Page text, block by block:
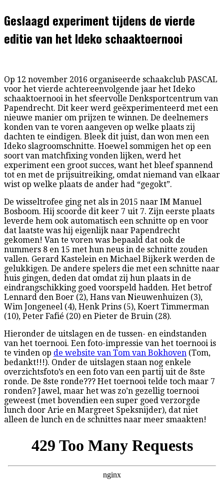
Geslaagd experiment tijdens de vierde
editie van het Ideko schaaktoernooi
Op 12 november 2016 organiseerde schaakclub PASCAL
voor het vierde achtereenvolgende jaar het Ideko
schaaktoernooi in het sfeervolle Denksportcentrum van
Papendrecht. Dit keer werd geëxperimenteerd met een
nieuwe manier om prijzen te winnen. De deelnemers
konden van te voren aangeven op welke plaats zij
dachten te eindigen. Bleek dit juist, dan won men een
Ideko slagroomschnitte. Hoewel sommigen het op een
soort van matchfixing vonden lijken, werd het
experiment een groot succes, want het bleef spannend
tot en met de prijsuitreiking, omdat niemand van elkaar
wist op welke plaats de ander had “gegokt”.
De wisseltrofee ging net als in 2015 naar IM Manuel
Bosboom. Hij scoorde dit keer 7 uit 7. Zijn eerste plaats
leverde hem ook automatisch een schnitte op en voor
dat laatste was hij eigenlijk naar Papendrecht
gekomen! Van te voren was bepaald dat ook de
nummers 8 en 15 met hun neus in de schnitte zouden
vallen. Gerard Kastelein en Michael Bijkerk werden de
gelukkigen. De andere spelers die met een schnitte naar
huis gingen, deden dat omdat zij hun plaats in de
eindrangschikking goed voorspeld hadden. Het betrof
Lennard den Boer (2), Hans van Nieuwenhuizen (3),
Wim Jongeneel (4), Henk Prins (5), Koert Timmerman
(10), Peter Fafié (20) en Pieter de Bruin (28).
Hieronder de uitslagen en de tussen- en eindstanden
van het toernooi. Een foto-impressie van het toernooi is
te vinden op de website van Tom van Bokhoven (Tom,
bedankt!!!). Onder de uitslagen staan nog enkele
overzichtsfoto’s en een foto van een partij uit de 8ste
ronde. De 8ste ronde??? Het toernooi telde toch maar 7
ronden? Jawel, maar het was zo’n gezellig toernooi
geweest (met bovendien een super goed verzorgde
lunch door Arie en Margreet Speksnijder), dat niet
alleen de lunch en de schnittes naar meer smaakten!